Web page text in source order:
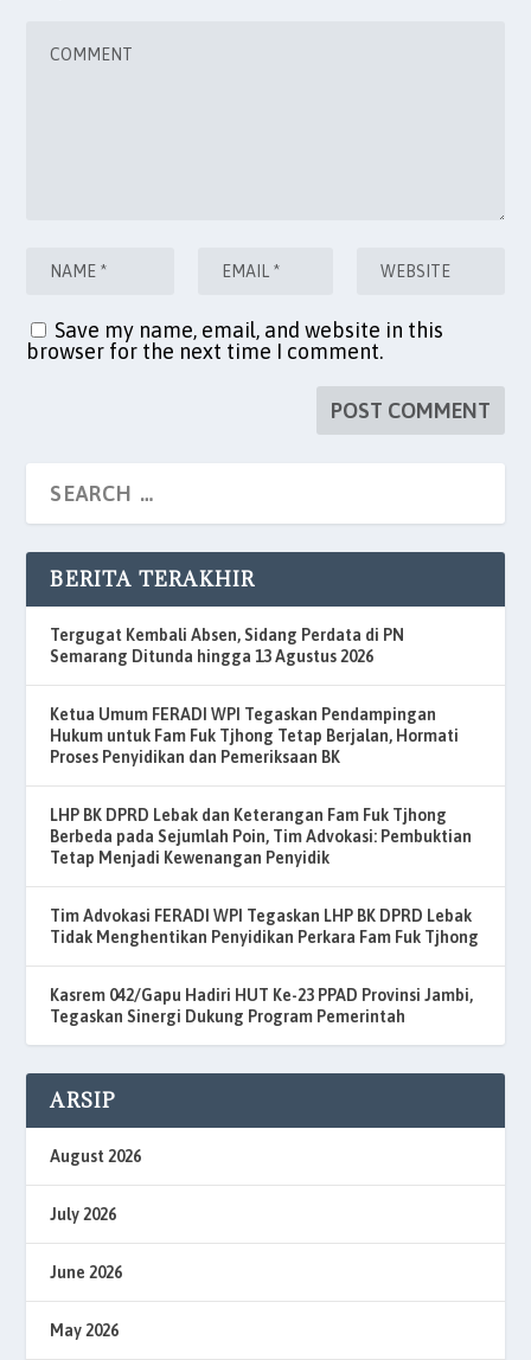
Save my name, email, and website in this
browser for the next time I comment.
BERITA TERAKHIR
Tergugat Kembali Absen, Sidang Perdata di PN
Semarang Ditunda hingga 13 Agustus 2026
Ketua Umum FERADI WPI Tegaskan Pendampingan
Hukum untuk Fam Fuk Tjhong Tetap Berjalan, Hormati
Proses Penyidikan dan Pemeriksaan BK
LHP BK DPRD Lebak dan Keterangan Fam Fuk Tjhong
Berbeda pada Sejumlah Poin, Tim Advokasi: Pembuktian
Tetap Menjadi Kewenangan Penyidik
Tim Advokasi FERADI WPI Tegaskan LHP BK DPRD Lebak
Tidak Menghentikan Penyidikan Perkara Fam Fuk Tjhong
Kasrem 042/Gapu Hadiri HUT Ke-23 PPAD Provinsi Jambi,
Tegaskan Sinergi Dukung Program Pemerintah
ARSIP
August 2026
July 2026
June 2026
May 2026